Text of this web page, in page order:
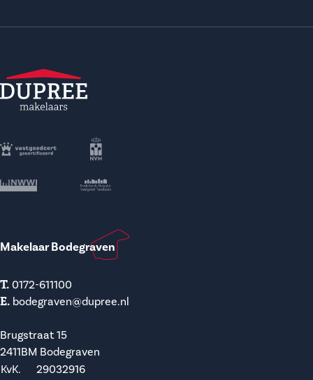
Makelaar Bodegraven
T. 0172-611100
E. bodegraven@dupree.nl
Brugstraat 15
2411BM Bodegraven
KvK.
29032916